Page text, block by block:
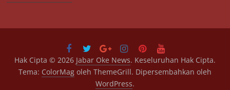
Hak Cipta © 2026 Jabar Oke News. Keseluruhan Hak Cipta.
Tema: ColorMagoleh ThemeGrill. Dipersembahkan oleh
WordPress.